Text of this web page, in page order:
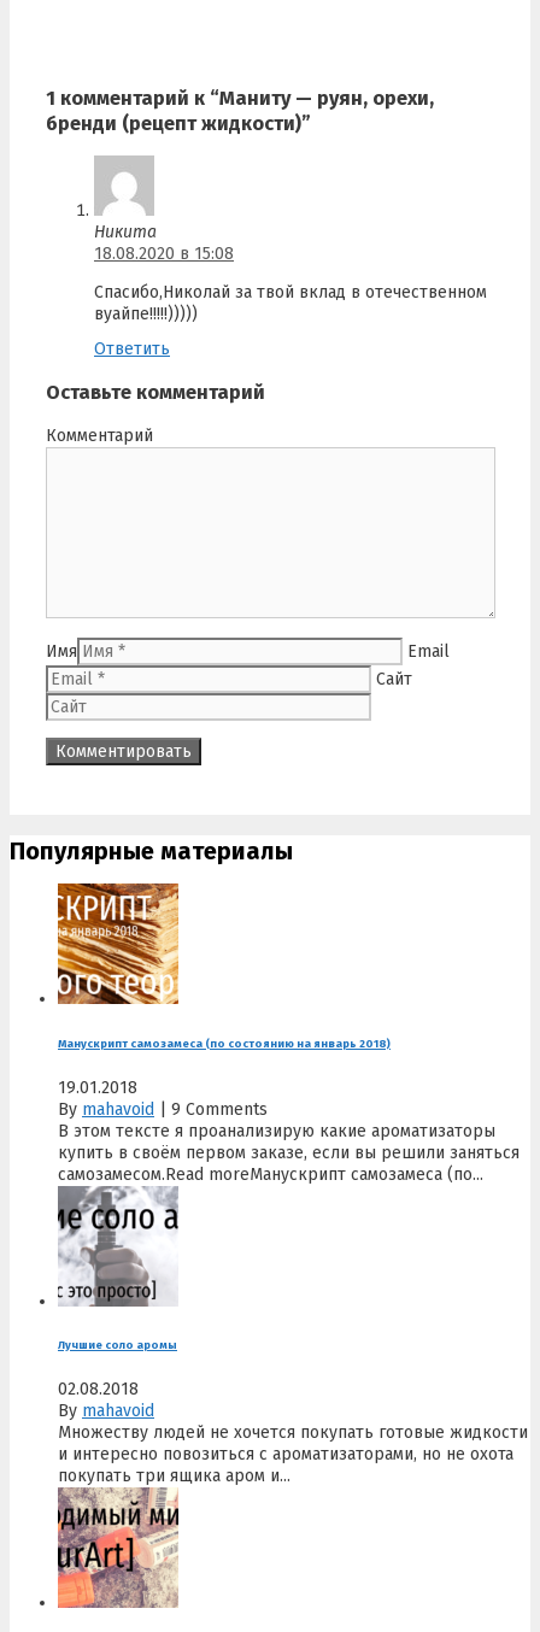
1 комментарий к “Маниту — руян, орехи,
бренди (рецепт жидкости)”
Никита
18.08.2020 в 15:08
Спасибо,Николай за твой вклад в отечественном
вуайпе!!!!!)))))
Ответить
Оставьте комментарий
Комментарий
Имя
Email
Сайт
Популярные материалы
Манускрипт самозамеса (по состоянию на январь 2018)
19.01.2018
By mahavoid
9 Comments
В этом тексте я проанализирую какие ароматизаторы
купить в своём первом заказе, если вы решили заняться
самозамесом.Read moreМанускрипт самозамеса (по...
Лучшие соло аромы
02.08.2018
By mahavoid
Множеству людей не хочется покупать готовые жидкости
и интересно повозиться с ароматизаторами, но не охота
покупать три ящика аром и...